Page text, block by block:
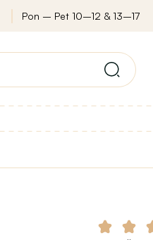
Pon – Pet 10–12 & 13–17